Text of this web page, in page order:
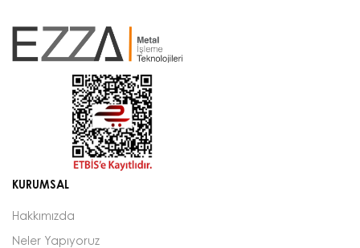
KURUMSAL
Hakkımızda
Neler Yapıyoruz